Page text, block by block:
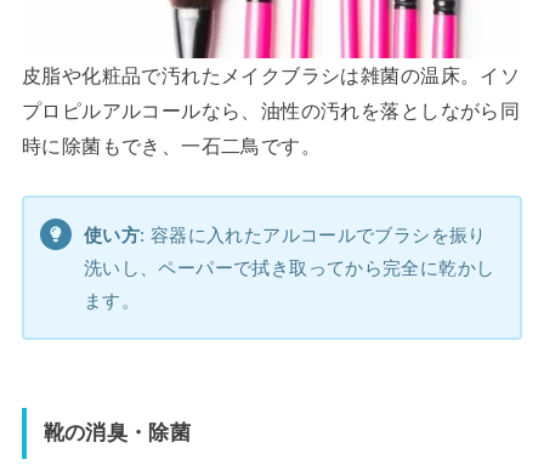
皮脂や化粧品で汚れたメイクブラシは雑菌の温床。イソ
プロピルアルコールなら、油性の汚れを落としながら同
時に除菌もでき、一石二鳥です。
使い方: 容器に入れたアルコールでブラシを振り
洗いし、ペーパーで拭き取ってから完全に乾かし
ます。
靴の消臭・除菌